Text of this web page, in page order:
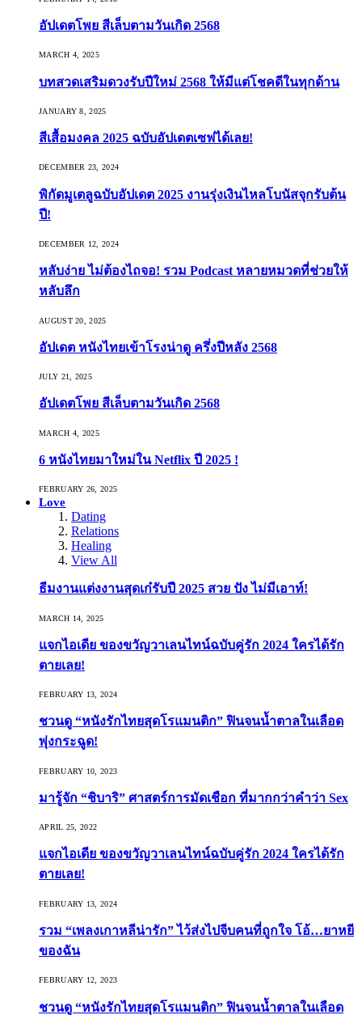
อัปเดตโพย สีเล็บตามวันเกิด 2568
MARCH 4, 2025
บทสวดเสริมดวงรับปีใหม่ 2568 ให้มีแต่โชคดีในทุกด้าน
JANUARY 8, 2025
สีเสื้อมงคล 2025 ฉบับอัปเดตเซฟได้เลย!
DECEMBER 23, 2024
พิกัดมูเตลูฉบับอัปเดต 2025 งานรุ่งเงินไหลโบนัสจุกรับต้น
ปี!
DECEMBER 12, 2024
หลับง่าย ไม่ต้องไถจอ! รวม Podcast หลายหมวดที่ช่วยให้
หลับลึก
AUGUST 20, 2025
อัปเดต หนังไทยเข้าโรงน่าดู ครึ่งปีหลัง 2568
JULY 21, 2025
อัปเดตโพย สีเล็บตามวันเกิด 2568
MARCH 4, 2025
6 หนังไทยมาใหม่ใน Netflix ปี 2025 !
FEBRUARY 26, 2025
Love
Dating
Relations
Healing
View All
ธีมงานแต่งงานสุดเก๋รับปี 2025 สวย ปัง ไม่มีเอาท์!
MARCH 14, 2025
แจกไอเดีย ของขวัญวาเลนไทน์ฉบับคู่รัก 2024 ใครได้รัก
ตายเลย!
FEBRUARY 13, 2024
ชวนดู “หนังรักไทยสุดโรแมนติก” ฟินจนน้ำตาลในเลือด
พุ่งกระฉูด!
FEBRUARY 10, 2023
มารู้จัก “ชิบาริ” ศาสตร์การมัดเชือก ที่มากกว่าคำว่า Sex
APRIL 25, 2022
แจกไอเดีย ของขวัญวาเลนไทน์ฉบับคู่รัก 2024 ใครได้รัก
ตายเลย!
FEBRUARY 13, 2024
รวม “เพลงเกาหลีน่ารัก” ไว้ส่งไปจีบคนที่ถูกใจ โอ้…ยาหยี
ของฉัน
FEBRUARY 12, 2023
ชวนดู “หนังรักไทยสุดโรแมนติก” ฟินจนน้ำตาลในเลือด